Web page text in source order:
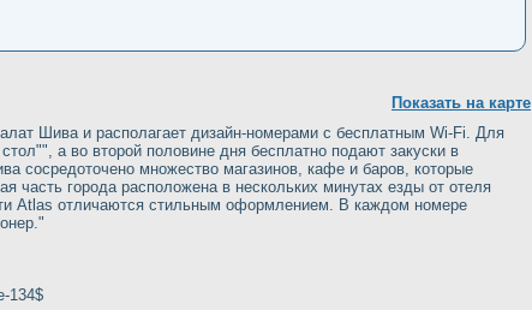
Показать на карте
Шива и располагает дизайн-номерами с бесплатным Wi-Fi. Для
а во второй половине дня бесплатно подают закуски в
сосредоточено множество магазинов, кафе и баров, которые
часть города расположена в нескольких минутах езды от отеля
Atlas отличаются стильным оформлением. В каждом номере
134$